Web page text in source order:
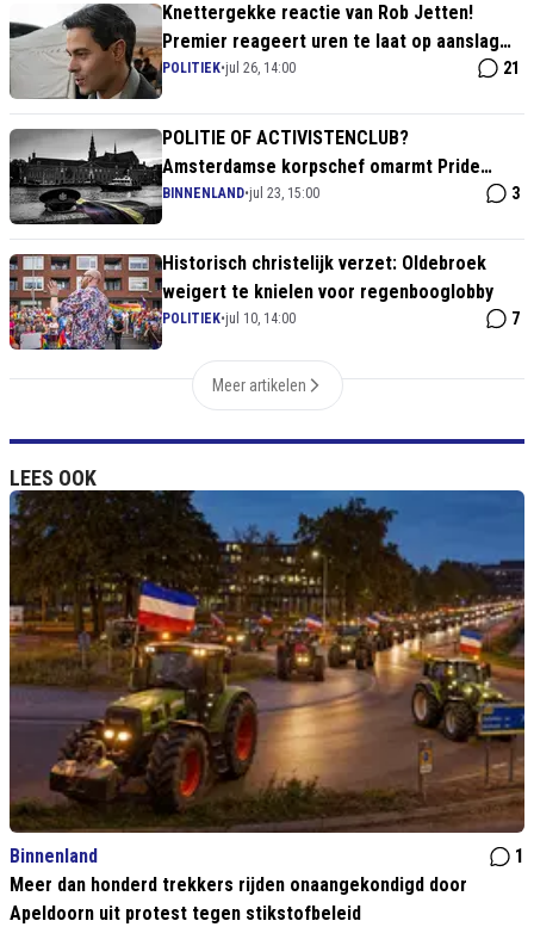
Knettergekke reactie van Rob Jetten!
Premier reageert uren te laat op aanslag
Berlijn en weigert dader te benoemen!
POLITIEK•jul 26, 14:00 21
POLITIE OF ACTIVISTENCLUB?
Amsterdamse korpschef omarmt Pride
terwijl christenen onder vergrootglas
BINNENLAND•jul 23, 15:00 3
Historisch christelijk verzet: Oldebroek
weigert te knielen voor regenbooglobby
POLITIEK•jul 10, 14:00 7
Meer artikelen
LEES OOK
Binnenland
1
Meer dan honderd trekkers rijden onaangekondigd door
Apeldoorn uit protest tegen stikstofbeleid